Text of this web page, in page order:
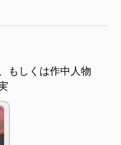
もしくは作中人物